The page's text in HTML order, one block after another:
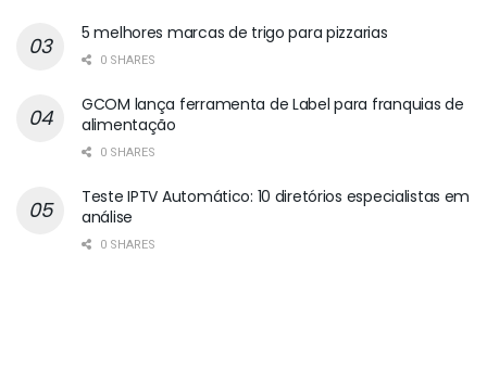
5 melhores marcas de trigo para pizzarias
0 SHARES
GCOM lança ferramenta de Label para franquias de
alimentação
0 SHARES
Teste IPTV Automático: 10 diretórios especialistas em
análise
0 SHARES